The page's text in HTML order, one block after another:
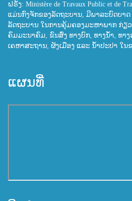
ຝຣັ່ງ: Ministère de Travaux Public et de
ແມ່ນກົງຈັກຂອງລັດຖະບານ, ມີພາລະບົດບາດ
ລັດຖະບານ ໃນການຄຸ້ມຄອງມະຫາພາກ ກ່ຽ
ຄົມມະນາຄົມ, ຂົນສົ່ງ ທາງບົກ, ທາງນ້ຳ, ທາງ
ເຄຫາສະຖານ, ຜັງເມືອງ ແລະ ນ້ຳປະປາ ໃນ
ແຜນທີ່